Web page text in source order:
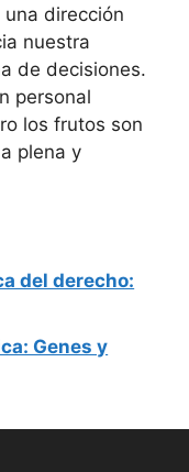
dirección
nuestra
de decisiones.
personal
los frutos son
plena y
del derecho:
Genes y